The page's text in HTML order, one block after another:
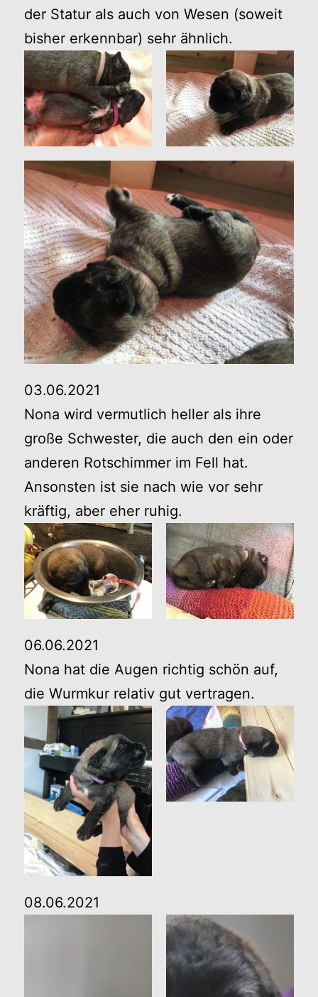
der Statur als auch von Wesen (soweit
bisher erkennbar) sehr ähnlich.
03.06.2021
Nona wird vermutlich heller als ihre
große Schwester, die auch den ein oder
anderen Rotschimmer im Fell hat.
Ansonsten ist sie nach wie vor sehr
kräftig, aber eher ruhig.
06.06.2021
Nona hat die Augen richtig schön auf,
die Wurmkur relativ gut vertragen.
08.06.2021